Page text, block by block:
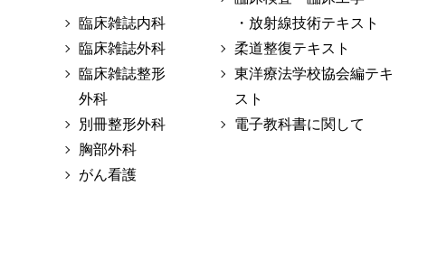
臨床雑誌内科
臨床雑誌外科
臨床雑誌整形
外科
別冊整形外科
胸部外科
がん看護
・放射線技術テキスト
柔道整復テキスト
東洋療法学校協会編テキ
スト
電子教科書に関して